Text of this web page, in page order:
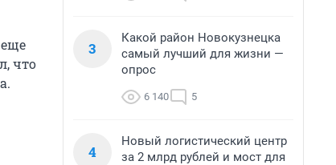
что
3
Какой район Новокузнецка
самый лучший для жизни —
опрос
6 140 5
4
Новый логистический центр
за 2 млрд рублей и мост для